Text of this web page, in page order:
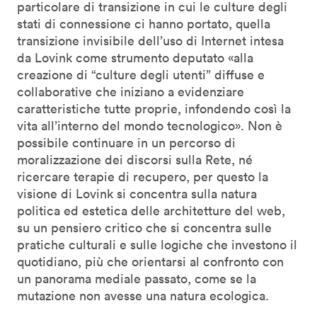
particolare di transizione in cui le culture degli
stati di connessione ci hanno portato, quella
transizione invisibile dell’uso di Internet intesa
da Lovink come strumento deputato «alla
creazione di “culture degli utenti” diffuse e
collaborative che iniziano a evidenziare
caratteristiche tutte proprie, infondendo così la
vita all’interno del mondo tecnologico». Non è
possibile continuare in un percorso di
moralizzazione dei discorsi sulla Rete, né
ricercare terapie di recupero, per questo la
visione di Lovink si concentra sulla natura
politica ed estetica delle architetture del web,
su un pensiero critico che si concentra sulle
pratiche culturali e sulle logiche che investono il
quotidiano, più che orientarsi al confronto con
un panorama mediale passato, come se la
mutazione non avesse una natura ecologica.